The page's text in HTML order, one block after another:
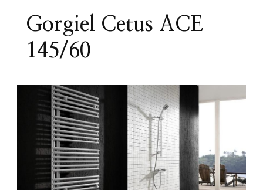
Gorgiel Cetus ACE
145/60